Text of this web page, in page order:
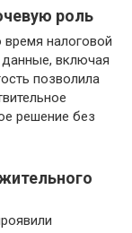
роль
время налоговой
включая
позволила
решение без